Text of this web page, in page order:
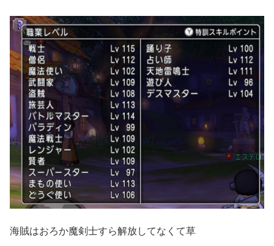
海賊はおろか魔剣士すら解放してなくて草